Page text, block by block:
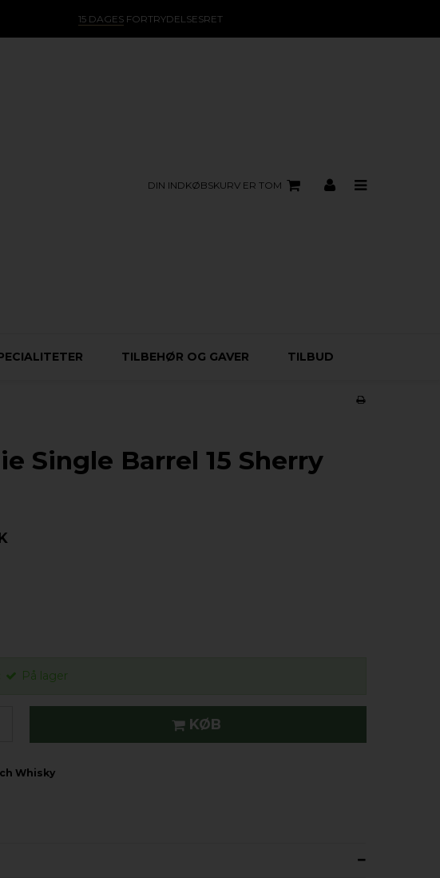
15 DAGESFORTRYDELSESRET
DIN INDKØBSKURV ER TOM
TILBEHØR OG GAVER TILBUD
Single Barrel 15 Sherry
På lager
KØB
Whisky